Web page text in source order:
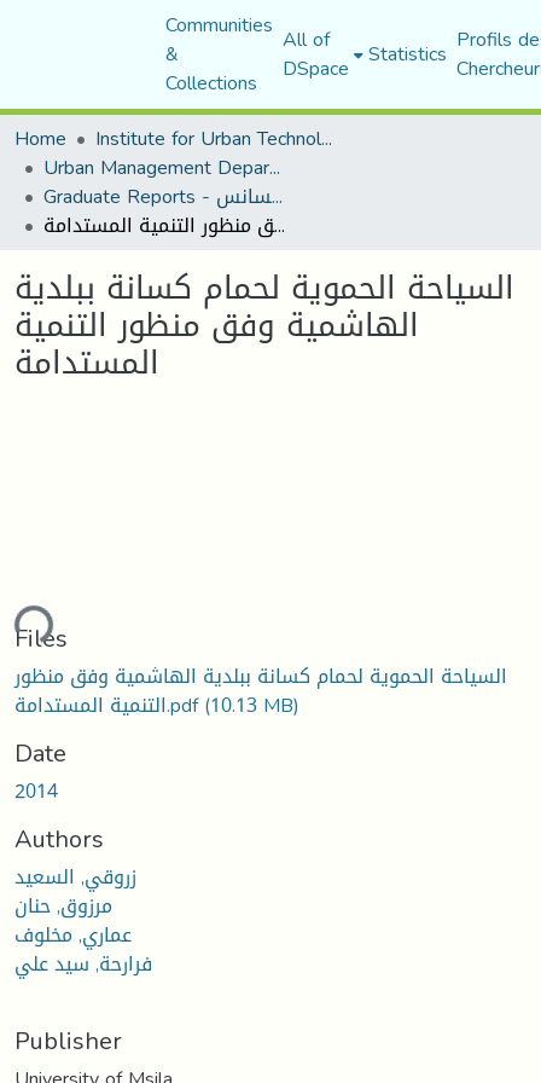
Communities
&
Collections
All of
DSpace Statistics Profils
Home
Institute for Urban Technology Management
Urban Management Department
Graduate Reports - تقارير الليسانس
السياحة الحموية لحمام كسانة ببلدية الهاشمية وفق منظور التنمية المستدامة
السياحة الحموية لحمام كسانة ببلدية
الهاشمية وفق منظور التنمية
المستدامة
Files
السياحة الحموية لحمام كسانة ببلدية الهاشمية وفق منظور
التنمية المستدامة.pdf(10.13 MB)
Date
2014
Authors
زروقي, السعيد
مرزوق, حنان
عماري, مخلوف
فرارحة, سيد علي
Publisher